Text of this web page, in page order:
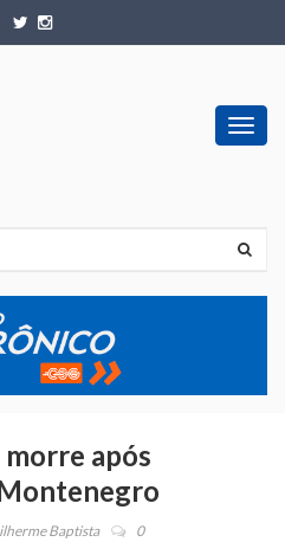
morre após
Baptista 0